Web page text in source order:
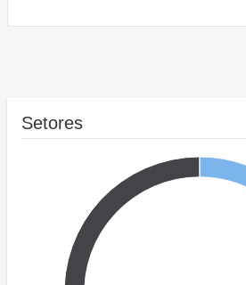
Setores